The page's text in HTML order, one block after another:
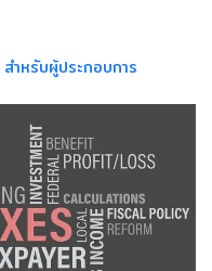
สำหรับผู้ประกอบการ